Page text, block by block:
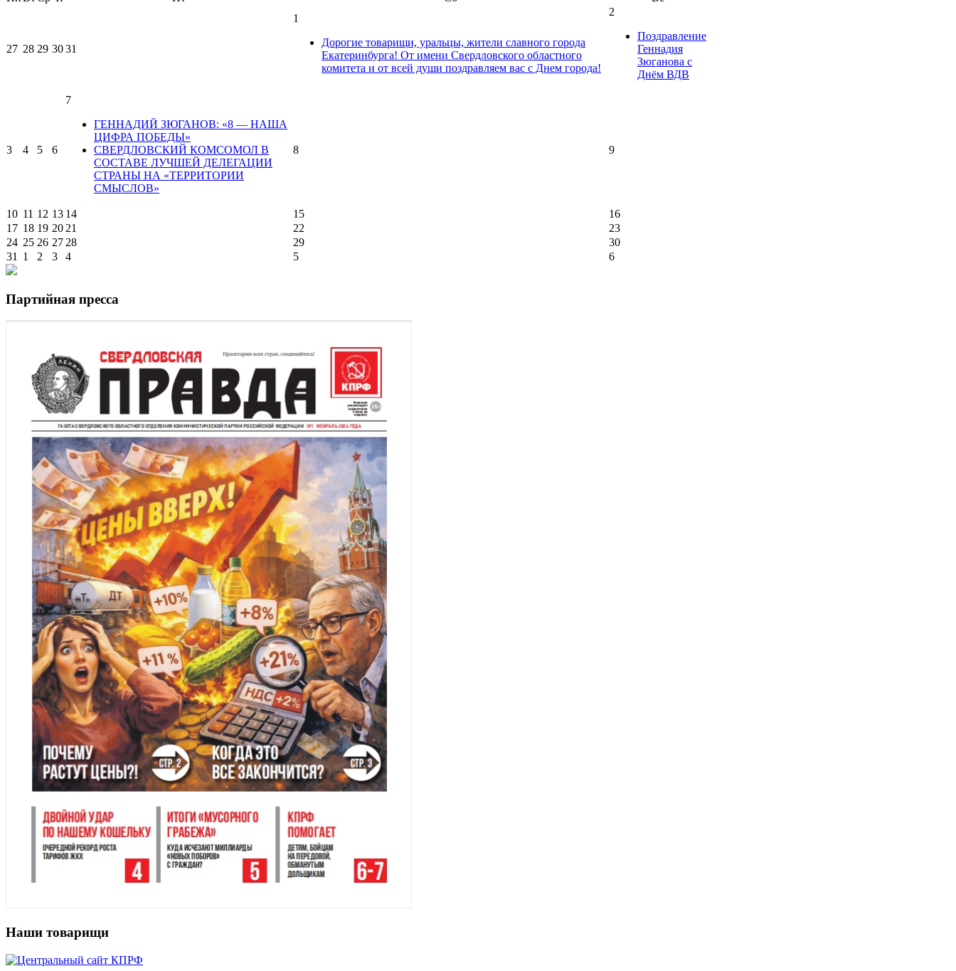
27 28 29 3031
1
Дорогие товарищи, уральцы, жители славного города
Екатеринбурга! От имени Свердловского областного
комитета и от всей души поздравляем вас с Днем города!
2
Поздравление
Геннадия
Зюганова с
Днём ВДВ
3 4 5 6
7
ГЕННАДИЙ ЗЮГАНОВ: «8 — НАША
ЦИФРА ПОБЕДЫ»
СВЕРДЛОВСКИЙ КОМСОМОЛ В
СОСТАВЕ ЛУЧШЕЙ ДЕЛЕГАЦИИ
СТРАНЫ НА «ТЕРРИТОРИИ
СМЫСЛОВ»
8 9
10 11 12 13 14 15
16
17 18 19 20 21 22
23
24 25 26 27 28 29
30
31
1 2 3 4 5 6
Партийная пресса
Наши товарищи